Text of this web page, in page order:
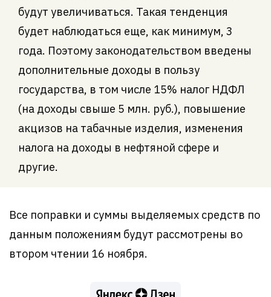
будут увеличиваться. Такая тенденция
будет наблюдаться еще, как минимум, 3
года. Поэтому законодательством введены
дополнительные доходы в пользу
государства, в том числе 15% налог НДФЛ
(на доходы свыше 5 млн. руб.), повышение
акцизов на табачные изделия, изменения
налога на доходы в нефтяной сфере и
другие.
Все поправки и суммы выделяемых средств по
данным положениям будут рассмотрены во
втором чтении 16 ноября.